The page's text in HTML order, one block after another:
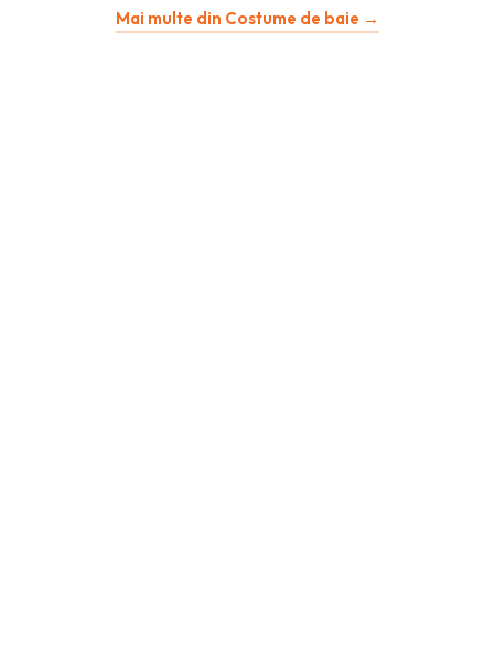
a
este:
Mai multe din Costume de baie →